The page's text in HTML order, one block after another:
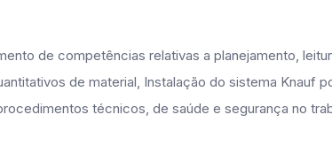
de competências relativas a planejamento,
de material, Instalação do sistema Knauf
técnicos, de saúde e segurança no